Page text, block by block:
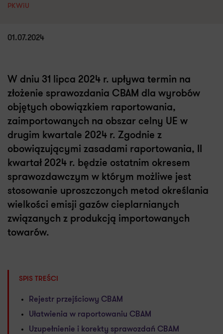
PKWiU
01.07.2024
W dniu 31 lipca 2024 r. upływa termin na
złożenie sprawozdania CBAM dla wyrobów
objętych obowiązkiem raportowania,
zaimportowanych na obszar celny UE w
drugim kwartale 2024 r. Zgodnie z
obowiązującymi zasadami raportowania, II
kwartał 2024 r. będzie ostatnim okresem
sprawozdawczym w którym możliwe jest
stosowanie uproszczonych metod określania
wielkości emisji gazów cieplarnianych
związanych z produkcją importowanych
towarów.
SPIS TREŚCI
Rejestr przejściowy CBAM
Ułatwienia w raportowaniu CBAM
Uzupełnienie i korekty sprawozdań CBAM